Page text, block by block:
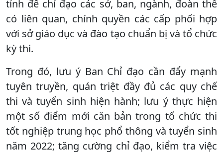
tỉnh để chỉ đạo các sở, ban, ngành, đoàn thể
có liên quan, chính quyền các cấp phối hợp
với sở giáo dục và đào tạo chuẩn bị và tổ chức
kỳ thi.
Trong đó, lưu ý Ban Chỉ đạo cần đẩy mạnh
tuyên truyền, quán triệt đầy đủ các quy chế
thi và tuyển sinh hiện hành; lưu ý thực hiện
một số điểm mới căn bản trong tổ chức thi
tốt nghiệp trung học phổ thông và tuyển sinh
năm 2022; tăng cường chỉ đạo, kiểm tra việc